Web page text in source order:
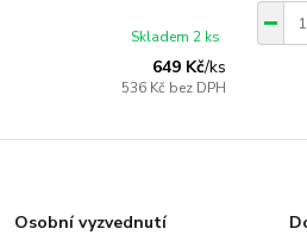
649 Kč/ks
536 Kč bez DPH
Skladem 2 ks
Osobní vyzvednutí